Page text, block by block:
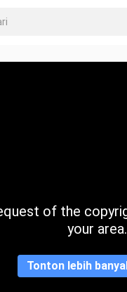
of the
your area.
Tonton lebih